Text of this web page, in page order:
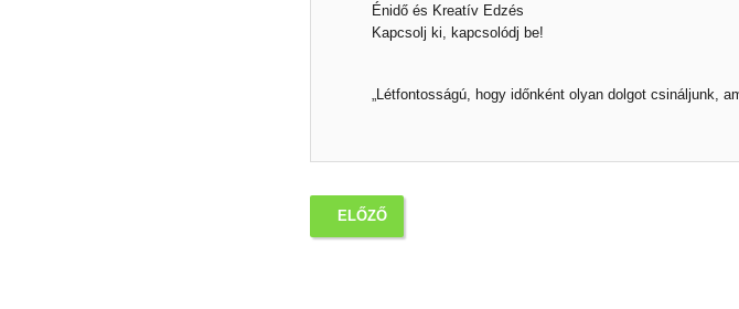
Énidő és Kreatív Edzés
Kapcsolj ki, kapcsolódj be!
„Létfontosságú, hogy időnként olyan dolgot csináljunk,
ELŐZŐ